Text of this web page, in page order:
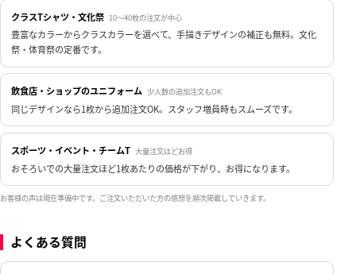
クラスTシャツ・文化祭 10〜40枚の注文が中心
豊富なカラーからクラスカラーを選べて、手描きデザインの補正も無料。文化
祭・体育祭の定番です。
飲食店・ショップのユニフォーム 少人数の追加注文もOK
同じデザインなら1枚から追加注文OK。スタッフ増員時もスムーズです。
スポーツ・イベント・チームT 大量注文ほどお得
おそろいでの大量注文ほど1枚あたりの価格が下がり、お得になります。
お客様の声は現在準備中です。ご注文いただいた方の感想を順次掲載していきます。
よくある質問